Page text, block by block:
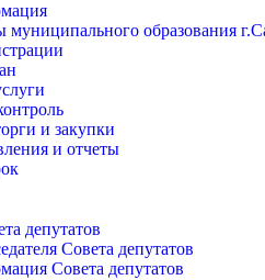
муниципального образования
и закупки
и отчеты
депутатов
Совета депутатов
Совета депутатов